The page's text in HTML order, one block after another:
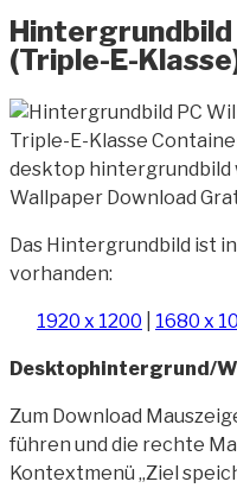
(Triple-E-
Das Hintergrundbild ist
vorhanden:
1920 x 1200 1680 x
Desktophintergrund/
Zum Download
führen und die rechte
Kontextmenü „Ziel